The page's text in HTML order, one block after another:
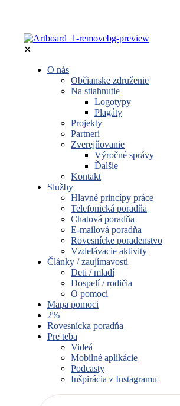
✕
O nás
Občianske združenie
Na stiahnutie
Logotypy
Plagáty
Projekty
Partneri
Zverejňovanie
Výročné správy
Ďalšie
Kontakt
Služby
Hlavné princípy práce
Telefonická poradňa
Chatová poradňa
E-mailová poradňa
Rovesnícke poradenstvo
Vzdelávacie aktivity
Články / zaujímavosti
Deti / mladí
Dospelí / rodičia
O pomoci
Mapa pomoci
2%
Rovesnícka poradňa
Pre teba
Videá
Mobilné aplikácie
Podcasty
Inšpirácia z Instagramu